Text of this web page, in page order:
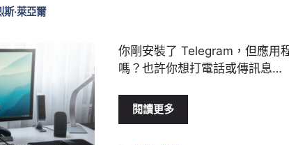
斯·萊亞爾
你剛安裝了 Telegram，但應用
嗎？也許你想打電話或傳訊息…
閱讀更多